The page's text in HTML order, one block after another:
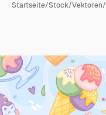
Startseite/Stock/Vektoren/